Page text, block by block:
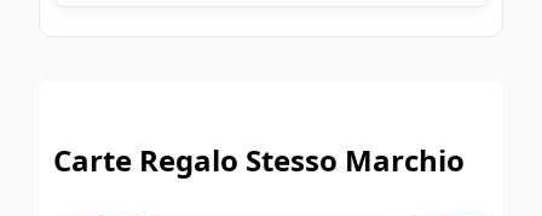
Carte Regalo Stesso Marchio